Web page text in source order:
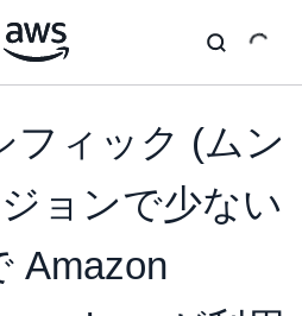
フィック (ムン
ョンで少ない
Amazon